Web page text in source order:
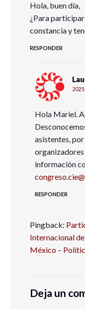
Hola, buen día,
¿Para
constancia y
RESPONDER
Hola Mariel.
asistentes,
información
RESPONDER
Pingback:
Internacional
México –
Deja un